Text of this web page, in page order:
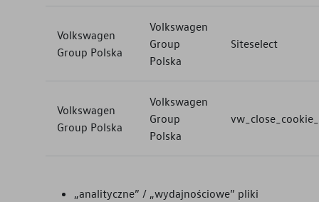
Volkswagen
Group Polska
Volkswagen
Group
Polska
Siteselect
Volkswagen
Group Polska
Volkswagen
Group
Polska
„analityczne” / „wydajnościowe” pliki